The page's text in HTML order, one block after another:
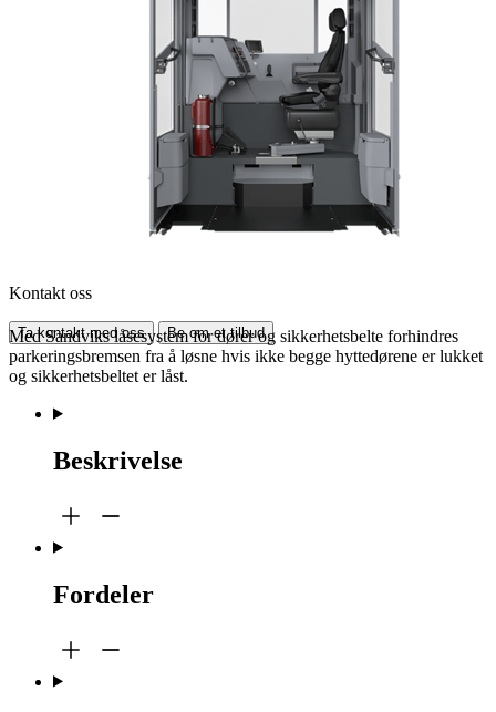
Kontakt oss
Ta kontakt med oss Be om et tilbud
Med Sandviks låsesystem for dører og sikkerhetsbelte forhindres
parkeringsbremsen fra å løsne hvis ikke begge hyttedørene er lukket
og sikkerhetsbeltet er låst.
Beskrivelse
Fordeler